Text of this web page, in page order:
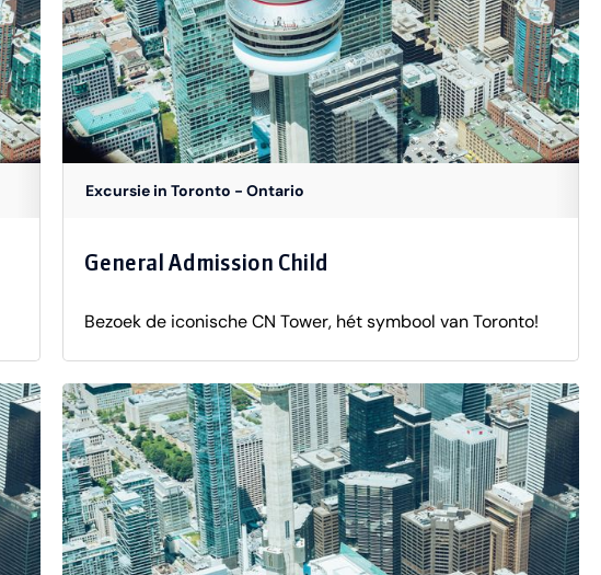
Excursie in Toronto - Ontario
General Admission Child
Bezoek de iconische CN Tower, hét symbool van Toronto!